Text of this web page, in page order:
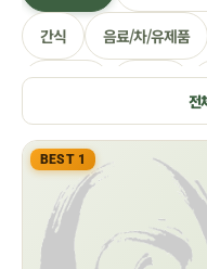
간식 음료/차/유제품
생활용품 쌀/잡곡
건강식품/꿀 화장품/바
전
BEST 1